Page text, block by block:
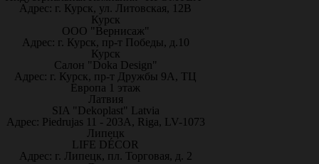
Адрес: г. Курск, ул. Литовская, 12В
Курск
ООО "Вернисаж"
Адрес: г. Курск, пр-т Победы, д.10
Курск
Салон "Doka Design"
Адрес: г. Курск, пр-т Дружбы 9А, ТЦ
Европа 1 этаж
Латвия
SIA "Dekoplast" Latvia
Адрес: Piedrujas 11 - 203A, Riga, LV-1073
Липецк
LIFE DÉCOR
Адрес: г. Липецк, пл. Торговая, д. 2